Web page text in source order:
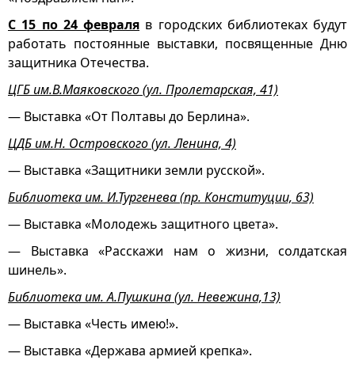
С 15 по 24 февраля в городских библиотеках будут
работать постоянные выставки, посвященные Дню
защитника Отечества.
ЦГБ им.В.Маяковского (ул. Пролетарская, 41)
— Выставка «От Полтавы до Берлина».
ЦДБ им.Н. Островского (ул. Ленина, 4)
— Выставка «Защитники земли русской».
Библиотека им. И.Тургенева (пр. Конституции, 63)
— Выставка «Молодежь защитного цвета».
— Выставка «Расскажи нам о жизни, солдатская
шинель».
Библиотека им. А.Пушкина (ул. Невежина,13)
— Выставка «Честь имею!».
— Выставка «Держава армией крепка».